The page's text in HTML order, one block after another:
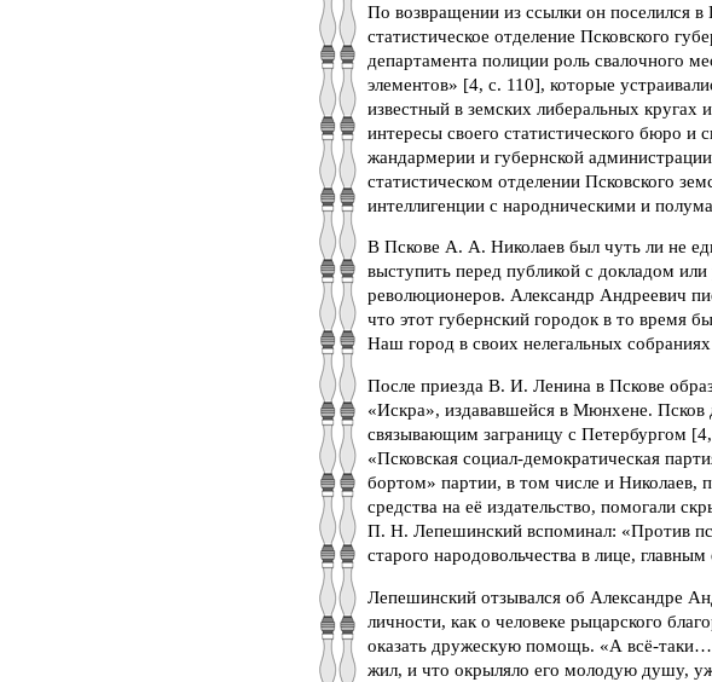
По возвращении из ссылки он поселился
статистическое отделение Псковского
департамента полиции роль свалочного
элементов» [4, с. 110], которые
известный в земских либеральных
интересы своего статистического бюро и
жандармерии и губернской
статистическом отделении Псковского
интеллигенции с народническими и
В Пскове А. А. Николаев был чуть ли не
выступить перед публикой с докладом
революционеров. Александр Андреевич
что этот губернский городок в то время
Наш город в своих нелегальных
После приезда В. И. Ленина в Пскове
«Искра», издававшейся в Мюнхене.
связывающим заграницу с Петербургом
«Псковская социал-демократическая
бортом» партии, в том числе и Николаев,
средства на её издательство, помогали
П. Н. Лепешинский вспоминал: «Против
старого народовольчества в лице,
Лепешинский отзывался об Александре
личности, как о человеке рыцарского
оказать дружескую помощь. «А всё-
жил, и что окрыляло его молодую душу,